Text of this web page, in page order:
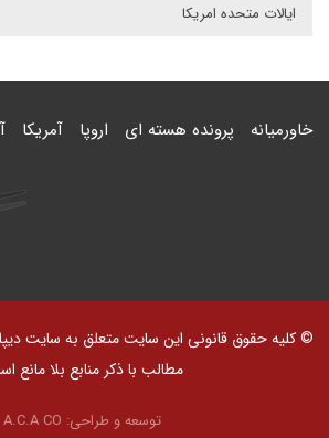
ایالات متحده امریکا
خاورمیانه پرونده هسته ای اروپا آمریکا
© کلیه حقوق قانونی این سایت متعلق به سایت
مطالب با ذکر منابع بلا مانع
توسعه و طراحی: A.C.A CO